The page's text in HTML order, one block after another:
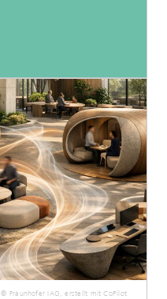
© Fraunhofer IAO, erstellt mit CoPilot